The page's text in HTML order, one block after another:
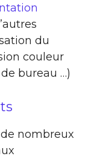
du
couleur
bureau …)
nombreux